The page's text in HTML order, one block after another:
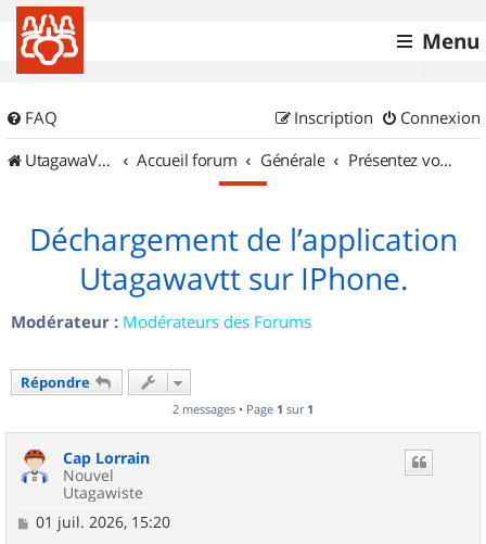
Menu
FAQ Connexion
Inscription
UtagawaVTT (Randos VTT et VTTAE avec traces GPS)
Accueil forum Générale Présentez vous !
Déchargement de l’application
Utagawavtt sur IPhone.
Modérateur : Modérateurs des Forums
Répondre
2 messages • Page 1 sur 1
Cap Lorrain
Nouvel
Utagawiste
M
01 juil. 2026, 15:20